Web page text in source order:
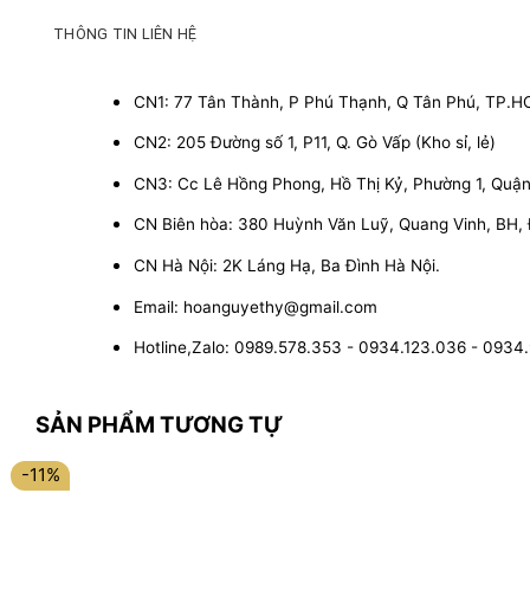
THÔNG TIN LIÊN HỆ
CN1: 77 Tân Thành, P Phú Thạnh, Q Tân Phú,
CN2: 205 Đường số 1, P11, Q. Gò Vấp (Kho sỉ, lẻ)
CN3: Cc Lê Hồng Phong, Hồ Thị Kỷ, Phường 1,
CN Biên hòa: 380 Huỳnh Văn Luỹ, Quang Vinh, BH,
CN Hà Nội: 2K Láng Hạ, Ba Đình Hà Nội.
Email: hoanguyethy@gmail.com
Hotline,Zalo: 0989.578.353 - 0934.123.036 -
SẢN PHẨM TƯƠNG TỰ
-11%